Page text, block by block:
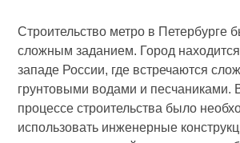
Строительство метро в Петербурге
сложным заданием. Город
западе России, где встречаются
грунтовыми водами и песчаниками.
процессе строительства было
использовать инженерные